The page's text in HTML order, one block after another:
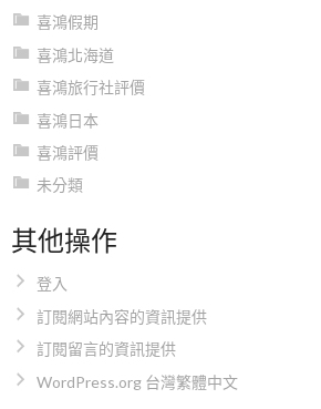
喜鴻假期
喜鴻北海道
喜鴻旅行社評價
喜鴻日本
喜鴻評價
未分類
其他操作
登入
訂閱網站內容的資訊提供
訂閱留言的資訊提供
WordPress.org 台灣繁體中文